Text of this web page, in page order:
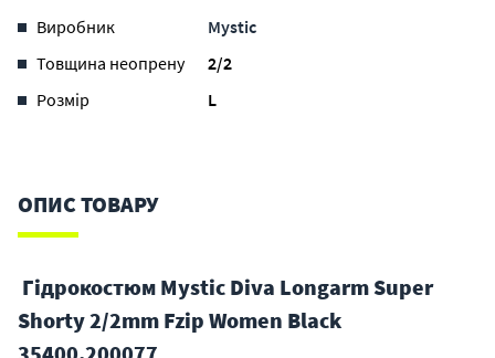
Виробник
Mystic
Товщина неопрену
2/2
Розмір
L
ОПИС ТОВАРУ
Гідрокостюм Mystic Diva Longarm Super
Shorty 2/2mm Fzip Women Black